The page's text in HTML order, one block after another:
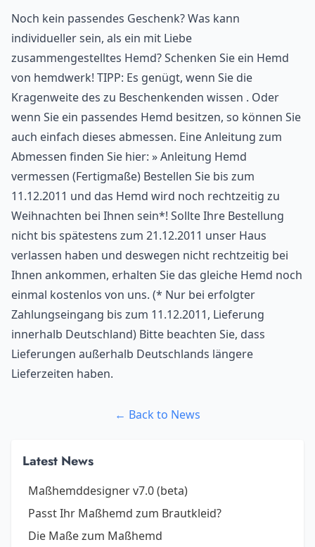
Noch kein passendes Geschenk? Was kann
individueller sein, als ein mit Liebe
zusammengestelltes Hemd? Schenken Sie ein Hemd
von hemdwerk! TIPP: Es genügt, wenn Sie die
Kragenweite des zu Beschenkenden wissen . Oder
wenn Sie ein passendes Hemd besitzen, so können Sie
auch einfach dieses abmessen. Eine Anleitung zum
Abmessen finden Sie hier: » Anleitung Hemd
vermessen (Fertigmaße) Bestellen Sie bis zum
11.12.2011 und das Hemd wird noch rechtzeitig zu
Weihnachten bei Ihnen sein*! Sollte Ihre Bestellung
nicht bis spätestens zum 21.12.2011 unser Haus
verlassen haben und deswegen nicht rechtzeitig bei
Ihnen ankommen, erhalten Sie das gleiche Hemd noch
einmal kostenlos von uns. (* Nur bei erfolgter
Zahlungseingang bis zum 11.12.2011, Lieferung
innerhalb Deutschland) Bitte beachten Sie, dass
Lieferungen außerhalb Deutschlands längere
Lieferzeiten haben.
← Back to News
Latest News
Maßhemddesigner v7.0 (beta)
Passt Ihr Maßhemd zum Brautkleid?
Die Maße zum Maßhemd